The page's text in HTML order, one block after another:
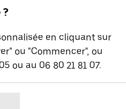
en cliquant sur
ou "Commencer", ou
ou au 06 80 21 81 07.